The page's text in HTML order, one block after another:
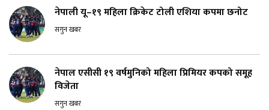
नेपाली यू–१९ महिला क्रिकेट टोली एशिया कपमा छनोट
सगुन खबर
नेपाल एसीसी १९ वर्षमुनिको महिला प्रिमियर कपको समूह
विजेता
सगुन खबर